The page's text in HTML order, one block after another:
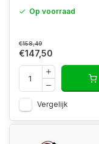
Op voorraad
€158,49
€147,50
Vergelijk